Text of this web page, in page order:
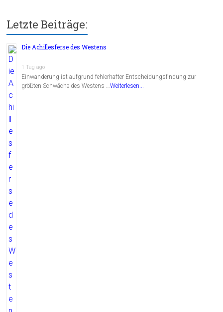
Letzte Beiträge:
Die Achillesferse des Westens
1 Tag ago
Einwanderung ist aufgrund fehlerhafter Entscheidungsfindung zur
größten Schwäche des Westens …Weiterlesen...